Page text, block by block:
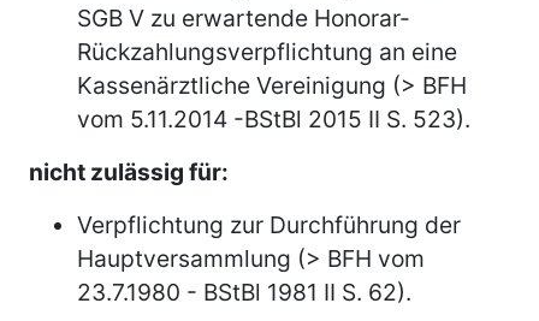
SGB V zu erwartende Honorar-
Rückzahlungsverpflichtung an eine
Kassenärztliche Vereinigung (> BFH
vom 5.11.2014 -BStBl 2015 II S. 523).
nicht zulässig für:
Verpflichtung zur Durchführung der
Hauptversammlung (> BFH vom
23.7.1980 - BStBl 1981 II S. 62).